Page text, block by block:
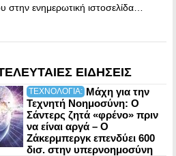
στην ενημερωτική ιστοσελίδα…
ΕΙΔΗΣΕΙΣ
ΤΕΧΝΟΛΟΓΙΑ: Μάχη για την
Τεχνητή Νοημοσύνη: Ο
Σάντερς ζητά «φρένο» πριν
να είναι αργά – Ο
Ζάκερμπεργκ επενδύει 600
δισ. στην υπερνοημοσύνη